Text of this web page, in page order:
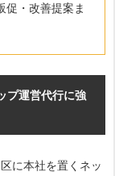
促・改善提案ま
プ運営代行に強
に本社を置くネッ